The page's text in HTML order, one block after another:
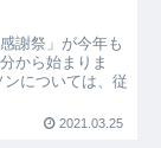
謝祭」が今年も
から始まりま
については、従
2021.03.25